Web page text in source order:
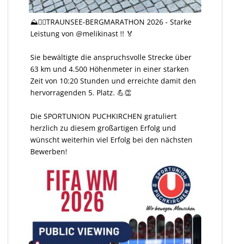
⛰️🏃‍♀️TRAUNSEE-BERGMARATHON 2026 - Starke
Leistung von @melikinast !! 🏅
Sie bewältigte die anspruchsvolle Strecke über
63 km und 4.500 Höhenmeter in einer starken
Zeit von 10:20 Stunden und erreichte damit den
hervorragenden 5. Platz. 💪👏
Die SPORTUNION PUCHKIRCHEN gratuliert
herzlich zu diesem großartigen Erfolg und
wünscht weiterhin viel Erfolg bei den nächsten
Bewerben!